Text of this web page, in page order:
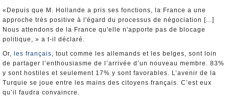
«Depuis que M. Hollande a pris ses fonctions, la France a une
approche très positive à l'égard du processus de négociation [...]
Nous attendons de la France qu'elle n'apporte pas de blocage
politique, » a t-il déclaré.
Or,
les français, tout comme les allemands et les belges, sont loin
de partager l’enthousiasme de l’arrivée d’un nouveau membre. 83%
y sont hostiles et seulement 17% y sont favorables. L’avenir de la
Turquie se joue entre les mains des citoyens français. C’est eux
qu’il faudra convaincre.